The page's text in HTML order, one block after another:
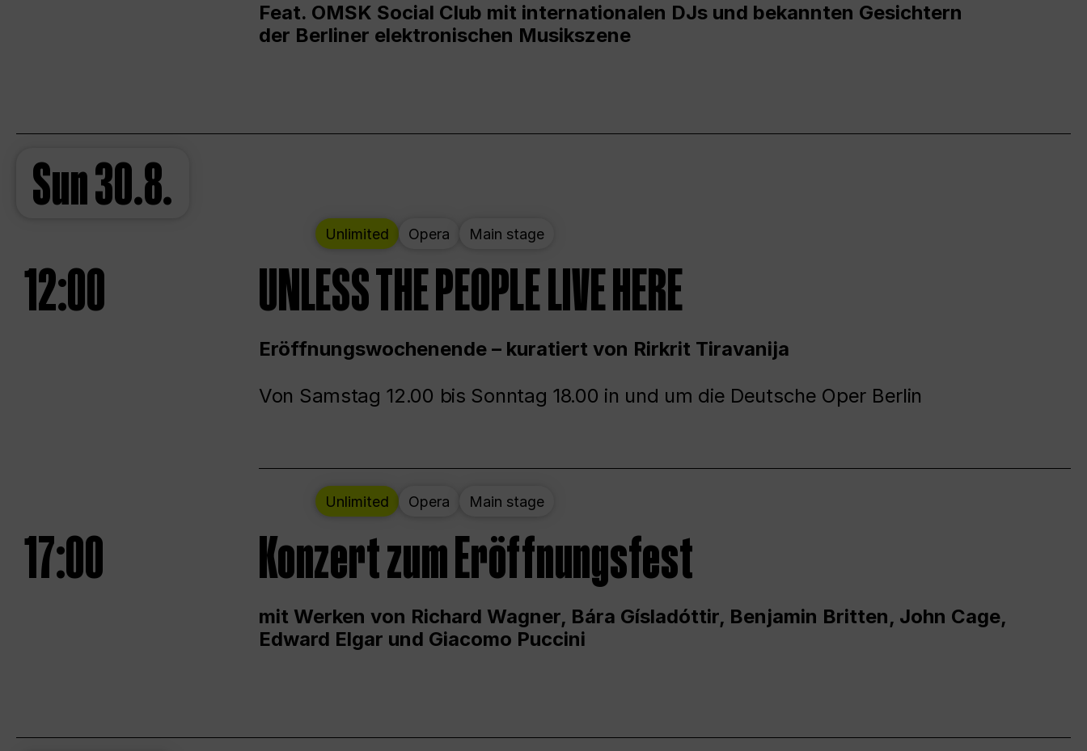
Feat. OMSK Social Club mit internationalen DJs und bekannten Gesichtern
der Berliner elektronischen Musikszene
Sun30.8.
Unlimited Opera Main stage
12:00 UNLESS THE PEOPLE LIVE HERE
Eröffnungswochenende – kuratiert von Rirkrit Tiravanija
Von Samstag 12.00 bis Sonntag 18.00 in und um die Deutsche Oper Berlin
Unlimited Opera Main stage
17:00 Konzert zum Eröffnungsfest
mit Werken von Richard Wagner, Bára Gísladóttir, Benjamin Britten, John Cage,
Edward Elgar und Giacomo Puccini